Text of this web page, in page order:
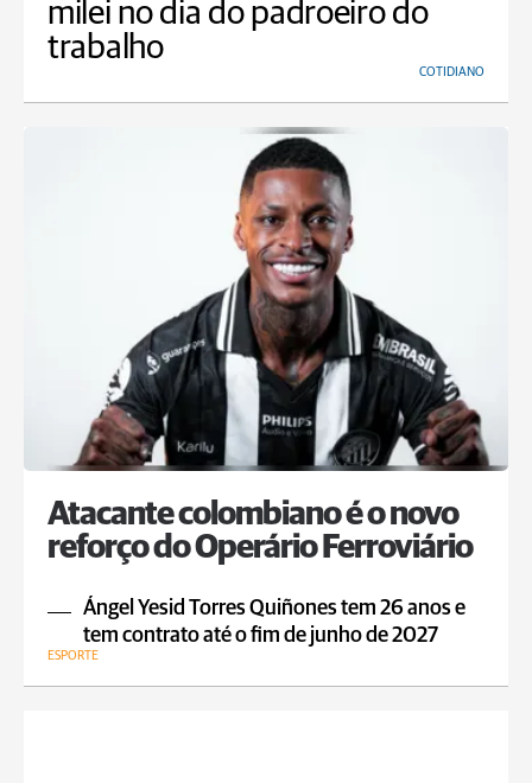
milei no dia do padroeiro do
trabalho
COTIDIANO
Atacante colombiano é o novo
reforço do Operário Ferroviário
Ángel Yesid Torres Quiñones tem 26 anos e
tem contrato até o fim de junho de 2027
ESPORTE